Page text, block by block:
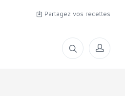
Partagez vos recettes